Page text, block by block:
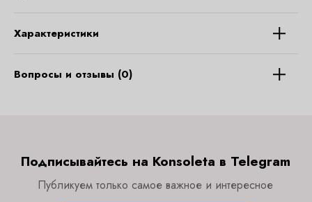
Характеристики
Вопросы и отзывы (0)
Подписывайтесь на Konsoleta в Telegram
Публикуем только самое важное и интересное